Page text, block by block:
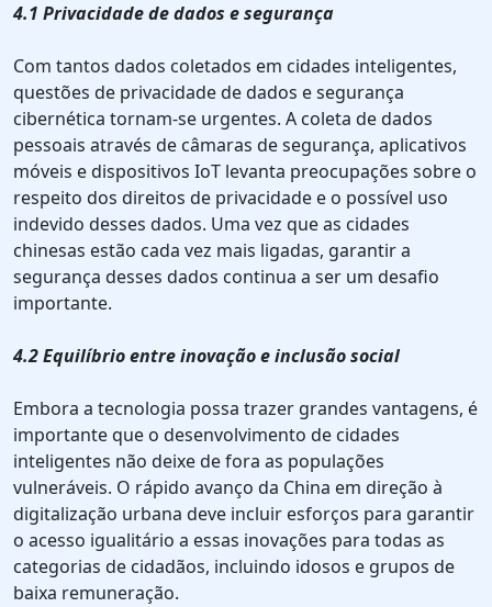
4.1 Privacidade de dados e segurança
Com tantos dados coletados em cidades inteligentes,
questões de privacidade de dados e segurança
cibernética tornam-se urgentes. A coleta de dados
pessoais através de câmaras de segurança, aplicativos
móveis e dispositivos IoT levanta preocupações sobre o
respeito dos direitos de privacidade e o possível uso
indevido desses dados. Uma vez que as cidades
chinesas estão cada vez mais ligadas, garantir a
segurança desses dados continua a ser um desafio
importante.
4.2 Equilíbrio entre inovação e inclusão social
Embora a tecnologia possa trazer grandes vantagens, é
importante que o desenvolvimento de cidades
inteligentes não deixe de fora as populações
vulneráveis. O rápido avanço da China em direção à
digitalização urbana deve incluir esforços para garantir
o acesso igualitário a essas inovações para todas as
categorias de cidadãos, incluindo idosos e grupos de
baixa remuneração.